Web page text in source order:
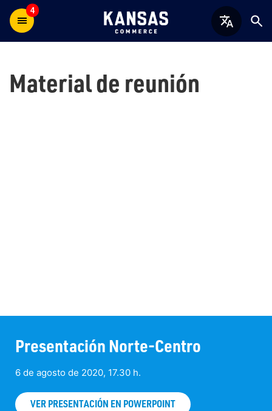
4
Material de reunión
Presentación Norte-Centro
6 de agosto de 2020, 17.30 h.
VER PRESENTACIÓN EN POWERPOINT